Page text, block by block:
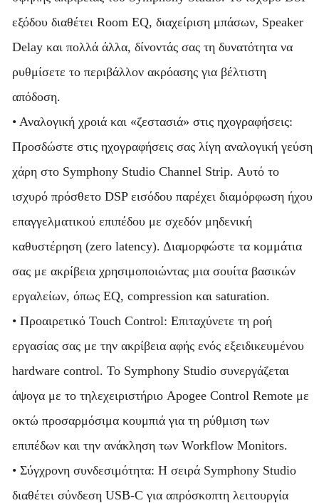
εξόδου διαθέτει Room EQ, διαχείριση μπάσων, Speaker
Delay και πολλά άλλα, δίνοντάς σας τη δυνατότητα να
ρυθμίσετε το περιβάλλον ακρόασης για βέλτιστη
απόδοση.
• Αναλογική χροιά και «ζεστασιά» στις ηχογραφήσεις:
Προσδώστε στις ηχογραφήσεις σας λίγη αναλογική γεύση
χάρη στο Symphony Studio Channel Strip. Αυτό το
ισχυρό πρόσθετο DSP εισόδου παρέχει διαμόρφωση ήχου
επαγγελματικού επιπέδου με σχεδόν μηδενική
καθυστέρηση (zero latency). Διαμορφώστε τα κομμάτια
σας με ακρίβεια χρησιμοποιώντας μια σουίτα βασικών
εργαλείων, όπως EQ, compression και saturation.
• Προαιρετικό Touch Control: Επιταχύνετε τη ροή
εργασίας σας με την ακρίβεια αφής ενός εξειδικευμένου
hardware control. Το Symphony Studio συνεργάζεται
άψογα με το τηλεχειριστήριο Apogee Control Remote με
οκτώ προσαρμόσιμα κουμπιά για τη ρύθμιση των
επιπέδων και την ανάκληση των Workflow Monitors.
• Σύγχρονη συνδεσιμότητα: Η σειρά Symphony Studio
διαθέτει σύνδεση USB-C για απρόσκοπτη λειτουργία